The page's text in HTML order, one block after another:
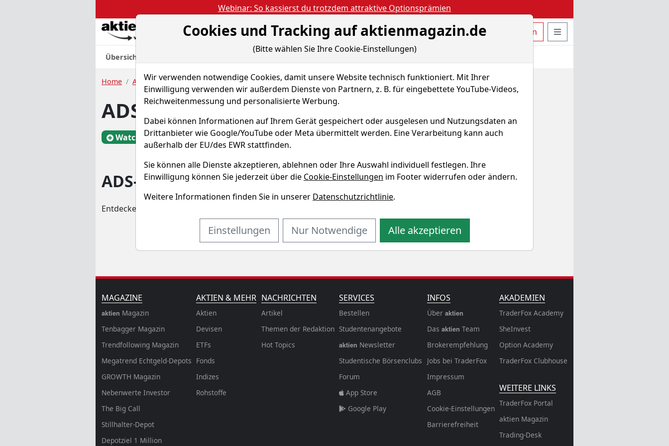
Webinar: So kassierst du trotzdem attraktive Optionsprämien
Aktien Nachrichten Magazine Aktien- und Artikelsuche öffnen
Gratis Account Bestellen Login Seitennavigation öffnen
Übersicht
Home Aktien ADS-TEC Energy PLC Renditedreieck
ADS-TEC Energy Aktie
Watchlist X3C WKN A3DA9W
ADS-TEC Energy Renditedreieck
Entdecken Sie auf einen Blick die Performance der ADS-TEC Energy Aktie über verschiedene Zeiträume hinweg.
MAGAZINE
aktien Magazin
Tenbagger Magazin
Trendfollowing Magazin
Megatrend Echtgeld-Depots
GROWTH Magazin
Nebenwerte Investor
The Big Call
Stillhalter-Depot
Depotziel 1 Million
AKTIEN & MEHR
Aktien
Devisen
ETFs
Fonds
Indizes
Rohstoffe
NACHRICHTEN
Artikel
Themen der Redaktion
Hot Topics
SERVICES
Bestellen
Studentenangebote
aktien Newsletter
Studentische Börsenclubs
Forum
App Store
Google Play
INFOS
Über aktien
Das aktien Team
Brokerempfehlung
Jobs bei TraderFox
Impressum
AGB
Cookie-Einstellungen
Barrierefreiheit
AKADEMIEN
TraderFox Academy
SheInvest
Option Academy
TraderFox Clubhouse
WEITERE LINKS
TraderFox Portal
aktien Magazin
Trading-Desk
Cookies und Tracking auf aktienmagazin.de
(Bitte wählen Sie Ihre Cookie-Einstellungen)
Wir verwenden notwendige Cookies, damit unsere Website technisch funktioniert. Mit Ihrer
Einwilligung verwenden wir außerdem Dienste von Partnern, z. B. für eingebettete YouTube-Videos,
Reichweitenmessung und personalisierte Werbung.
Dabei können Informationen auf Ihrem Gerät gespeichert oder ausgelesen und Nutzungsdaten an
Drittanbieter wie Google/YouTube oder Meta übermittelt werden. Eine Verarbeitung kann auch
außerhalb der EU/des EWR stattfinden.
Sie können alle Dienste akzeptieren, ablehnen oder Ihre Auswahl individuell festlegen. Ihre
Einwilligung können Sie jederzeit über die Cookie-Einstellungen im Footer widerrufen oder ändern.
Weitere Informationen finden Sie in unserer Datenschutzrichtlinie.
Einstellungen Nur Notwendige Alle akzeptieren